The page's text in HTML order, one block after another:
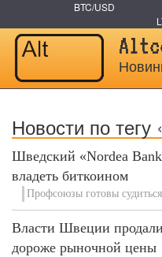
BTC/USD
Новости по тегу
Шведский «Nordea
владеть биткоином
Профсоюзы готовы судиться
Власти Швеции
дороже рыночной цены